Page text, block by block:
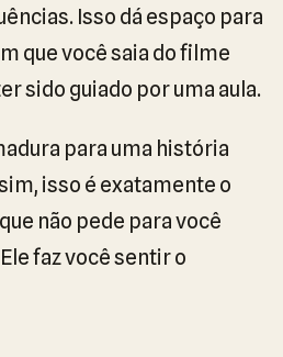
Isso dá espaço para
que você saia do filme
sido guiado por uma aula.
para uma história
isso é exatamente o
não pede para você
faz você sentir o